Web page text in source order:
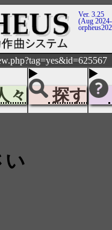
Ver. 3.25
(Aug
々 探す
い